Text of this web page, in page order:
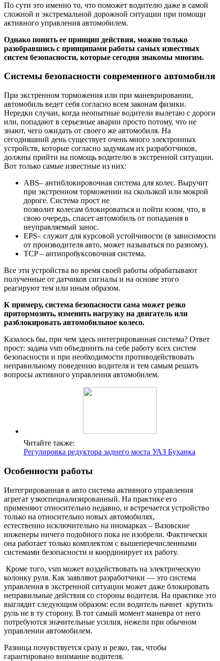
По сути это именно то, что поможет водителю даже в самой
сложной и экстремальной дорожной ситуации при помощи
активного управления автомобилем.
Однако понять ее принцип действия, можно только
разобравшись с принципами работы самых известных
систем безопасности, которые сегодня знакомы многим.
Системы безопасности современного автомобиля
При экстренном торможения или при маневрировании,
автомобиль ведет себя согласно всем законам физики.
Нередки случаи, когда неопытные водители вылетаю с дороги
или, попадают в серьезные аварии просто потому, что не
знают, чего ожидать от своего же автомобиля. На
сегодняшний день существует очень много электронных
устройств, которые согласно задумкам их разработчиков,
должны прийти на помощь водителю в экстренной ситуации.
Вот только самые известные из них:
ABS– антиблокировочная система для колес. Выручит
при экстренном торможении на скользкой или мокрой
дороге. Система прост не
позволит колесам блокироваться и пойти юзом, что, в
свою очередь, спасет автомобиль от попадания в
неуправляемый занос.
EPS– служит для курсовой устойчивости (в зависимости
от производителя авто, может называться по разному).
TCP – антипробуксовочная система.
Все эти устройства во время своей работы обрабатывают
полученные от датчиков сигналы и на основе этого
реагируют тем или иным образом.
К примеру, система безопасности сама может резко
притормозить, изменить нагрузку на двигатель или
разблокировать автомобильное колесо.
Казалось бы, при чем здесь интегрированная система? Ответ
прост: задача vsm объединить на себе работу всех систем
безопасности и при необходимости противодействовать
неправильному поведению водителя и тем самым решать
вопросы активного управления автомобилем.
Читайте также:
Регулировка редуктора заднего моста УАЗ Буханка
Особенности работы
Интегрированная в авто система активного управления
агрегат узкоспециализированный. На практике его
применяют относительно недавно, и встречается устройство
только на относительно новых автомобилях,
естественно исключительно на иномарках – Вазовские
инженеры ничего подобного пока не изобрели. Фактически
она работает только комплектом с вышеперечисленными
системами безопасности и координирует их работу.
Кроме того, vsm может воздействовать на электрическую
колонку руля. Как заявляют разработчики — это система
управления в экстренной ситуации может даже блокировать
неправильные действия со стороны водителя. На практике это
выглядит следующим образом: если водитель начнет крутить
руль не в ту сторону. В тот самый момент маневра от него
потребуются значительные усилия, нежели при обычном
управлении автомобилем.
Разница почувствуется сразу и резко, так, чтобы
гарантировано внимание водителя.